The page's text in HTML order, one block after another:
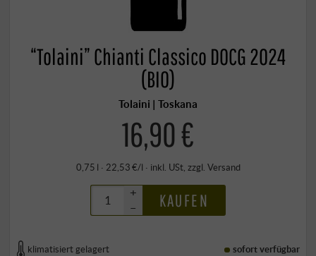
“Tolaini” Chianti Classico DOCG 2024
(BIO)
Tolaini | Toskana
16,90 €
0,75 l · 22,53 €/l · inkl. USt, zzgl. Versand
+
–
KAUFEN
klimatisiert gelagert sofort verfügbar